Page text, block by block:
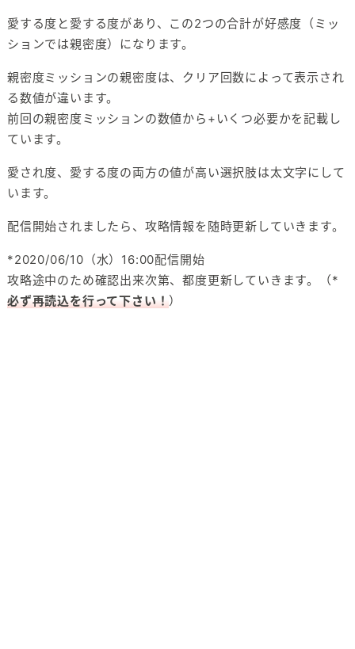
愛する度と愛する度があり、この2つの合計が好感度（ミッ
ションでは親密度）になります。
親密度ミッションの親密度は、クリア回数によって表示され
る数値が違います。
前回の親密度ミッションの数値から+いくつ必要かを記載し
ています。
愛され度、愛する度の両方の値が高い選択肢は太文字にして
います。
配信開始されましたら、攻略情報を随時更新していきます。
*2020/06/10（水）16:00配信開始
攻略途中のため確認出来次第、都度更新していきます。（*
必ず再読込を行って下さい！）